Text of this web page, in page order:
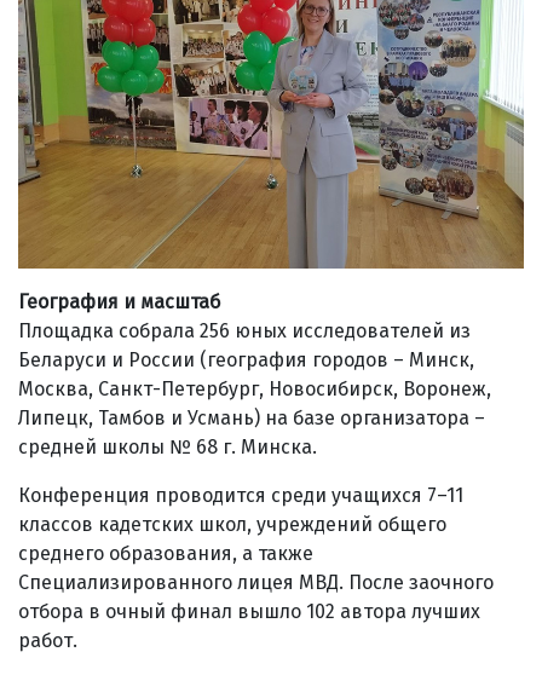
География и масштаб
Площадка собрала 256 юных исследователей из
Беларуси и России (география городов – Минск,
Москва, Санкт-Петербург, Новосибирск, Воронеж,
Липецк, Тамбов и Усмань) на базе организатора –
средней школы № 68 г. Минска.
Конференция проводится среди учащихся 7–11
классов кадетских школ, учреждений общего
среднего образования, а также
Специализированного лицея МВД. После заочного
отбора в очный финал вышло 102 автора лучших
работ.